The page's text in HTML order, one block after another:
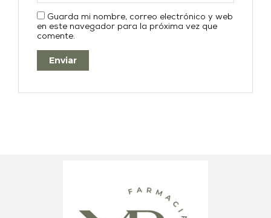
Guarda mi nombre, correo electrónico y web
en este navegador para la próxima vez que
comente.